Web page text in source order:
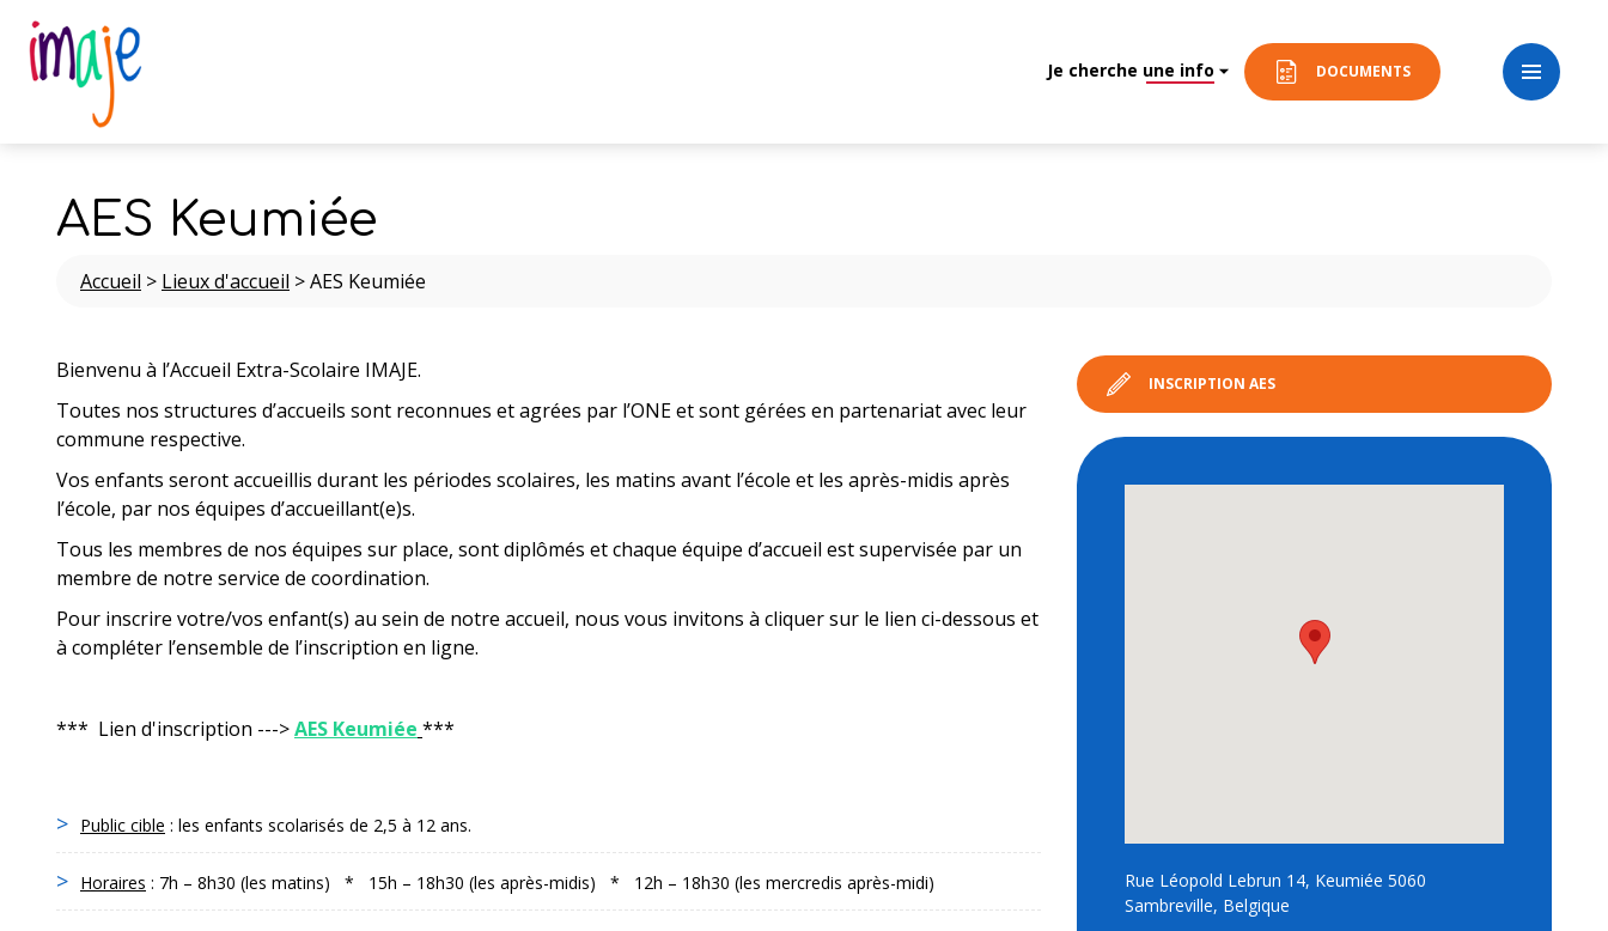
Je cherche une info DOCUMENTS
AES Keumiée
Accueil > Lieux d'accueil >AES Keumiée
Bienvenu à l’Accueil Extra-Scolaire IMAJE.
Toutes nos structures d’accueils sont reconnues et agrées par l’ONE et sont gérées en partenariat avec leur
commune respective.
Vos enfants seront accueillis durant les périodes scolaires, les matins avant l’école et les après-midis après
l’école, par nos équipes d’accueillant(e)s.
Tous les membres de nos équipes sur place, sont diplômés et chaque équipe d’accueil est supervisée par un
membre de notre service de coordination.
Pour inscrire votre/vos enfant(s) au sein de notre accueil, nous vous invitons à cliquer sur le lien ci-dessous et
à compléter l’ensemble de l’inscription en ligne.
*** Lien d'inscription --->AES Keumiée ***
Public cible : les enfants scolarisés de 2,5 à 12 ans.
Horaires : 7h – 8h30 (les matins) * 15h – 18h30 (les après-midis) * 12h – 18h30 (les mercredis après-midi)
INSCRIPTION AES
Rue Léopold Lebrun 14, Keumiée 5060
Sambreville, Belgique